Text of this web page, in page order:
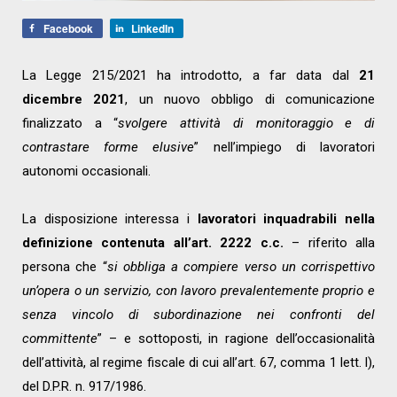
Facebook LinkedIn
La Legge 215/2021 ha introdotto, a far data dal
21
dicembre 2021, un nuovo obbligo di comunicazione
finalizzato a “svolgere attività di monitoraggio e di
contrastare forme elusive” nell’impiego di lavoratori
autonomi occasionali.
La disposizione interessa i lavoratori inquadrabili nella
definizione contenuta all’art. 2222 c.c. – riferito alla
persona che “si obbliga a compiere verso un corrispettivo
un’opera o un servizio, con lavoro prevalentemente proprio e
senza vincolo di subordinazione nei confronti del
committente” – e sottoposti, in ragione dell’occasionalità
dell’attività, al regime fiscale di cui all’art. 67, comma 1 lett. l),
del D.P.R. n. 917/1986.